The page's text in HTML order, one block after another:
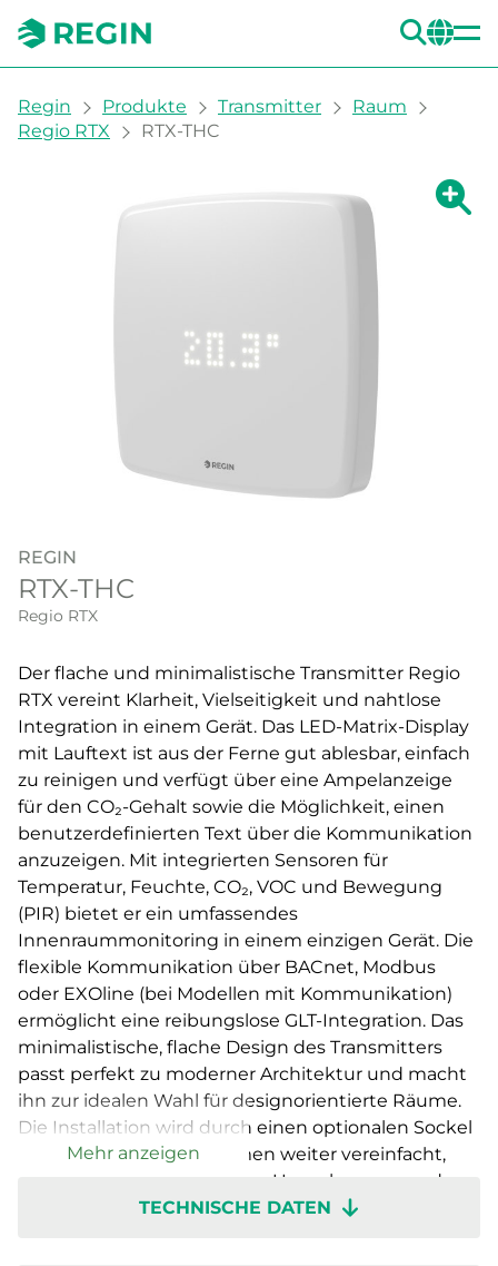
You are here:
Regin Produkte Transmitter
Raum
Regio RTX
RTX-THC
Zeige
REGIN
RTX-THC
Regio RTX
Der flache und minimalistische Transmitter Regio
RTX vereint Klarheit, Vielseitigkeit und nahtlose
Integration in einem Gerät. Das LED-Matrix-Display
mit Lauftext ist aus der Ferne gut ablesbar, einfach
zu reinigen und verfügt über eine Ampelanzeige
für den CO₂-Gehalt sowie die Möglichkeit, einen
benutzerdefinierten Text über die Kommunikation
anzuzeigen. Mit integrierten Sensoren für
Temperatur, Feuchte, CO₂, VOC und Bewegung
(PIR) bietet er ein umfassendes
Innenraummonitoring in einem einzigen Gerät. Die
flexible Kommunikation über BACnet, Modbus
oder EXOline (bei Modellen mit Kommunikation)
ermöglicht eine reibungslose GLT-Integration. Das
minimalistische, flache Design des Transmitters
passt perfekt zu moderner Architektur und macht
ihn zur idealen Wahl für designorientierte Räume.
Die Installation wird durch einen optionalen Sockel
mit abnehmbaren Klemmen weiter vereinfacht,
was den Einbau in unreinen Umgebungen und
spätere Wartungsarbeiten ohne Freilegung der
Mehr anzeigen
TECHNISCHE DATEN